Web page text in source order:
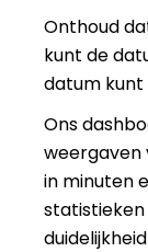
Onthoud
kunt de
datum kunt
Ons
weergaven
in minuten